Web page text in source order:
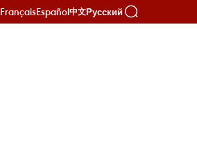
FrançaisEspañol中文Русский